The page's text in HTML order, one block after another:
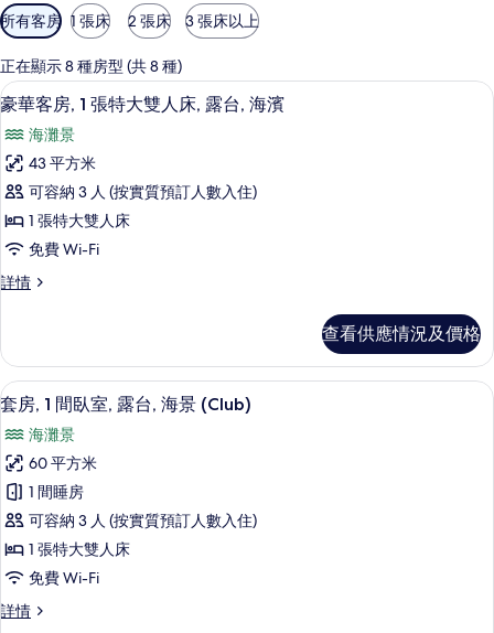
可
用
嘅
客
房
篩
選
條
所有客房 1 張床 2 張床 3 張床以上
正在顯示 8 種房型 (共 8 種)
載
入
所
有
豪
華
客
房,
張
特
大
雙
人
床,
露
台,
海
濱
豪華客房, 1 張特大雙人床, 露台, 海濱 |
8
豪華客房, 1 張特大雙人床, 露台, 海濱
海灘景
43 平方米
可容納 3 人 (按實質預訂人數入住)
1 張特大雙人床
免費 Wi-Fi
詳情
豪
1
張
特
雙
人
床,
露
台,
海
濱
詳
查看供應情況及價格
載
入
所
有
套
房,
1
間
臥
套房, 1 間臥室, 露台, 海景 (Club) | 迷
8
套房, 1 間臥室, 露台, 海景 (Club)
海灘景
60 平方米
1 間睡房
可容納 3 人 (按實質預訂人數入住)
1 張特大雙人床
免費 Wi-Fi
詳情
套